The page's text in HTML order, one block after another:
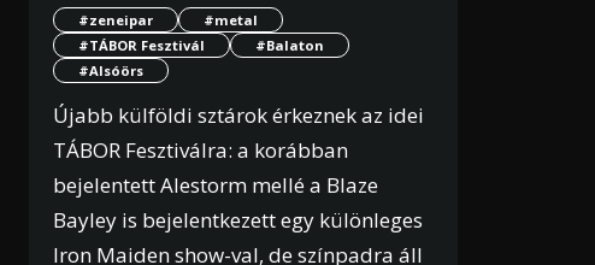
#zeneipar
#metal
#TÁBOR Fesztivál
#Balaton
#Alsóörs
Újabb külföldi sztárok érkeznek az idei
TÁBOR Fesztiválra: a korábban
bejelentett Alestorm mellé a Blaze
Bayley is bejelentkezett egy különleges
Iron Maiden show-val, de színpadra áll